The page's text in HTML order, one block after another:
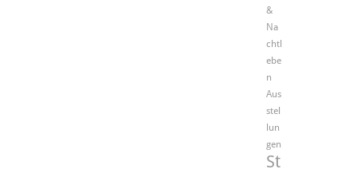
&
Na
chtl
ebe
n
Aus
stel
lun
gen
St